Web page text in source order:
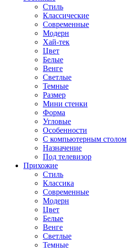
Стиль
Классические
Современные
Модерн
Хай-тек
Цвет
Белые
Венге
Светлые
Темные
Размер
Мини стенки
Форма
Угловые
Особенности
С компьютерным столом
Назначение
Под телевизор
Прихожие
Стиль
Классика
Современные
Модерн
Цвет
Белые
Венге
Светлые
Темные